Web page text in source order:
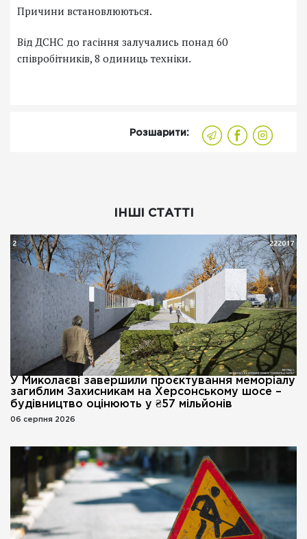
Причини встановлюються.
Від ДСНС до гасіння залучались понад 60
співробітників, 8 одиниць техніки.
Розшарити:
ІНШІ СТАТТІ
У Миколаєві завершили проєктування меморіалу
загиблим Захисникам на Херсонському шосе –
будівництво оцінюють у ₴57 мільйонів
06 серпня 2026